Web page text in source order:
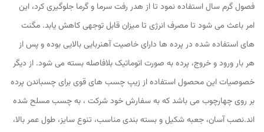
فصول گرم سال استفاده نمود تا از هدر رفت سرما و گرما جلوگیری کرد، این
امر باعث می شود تا مصرف انرژی تا میزان قابل توجهی کاهش یابد. مگنت
های استفاده شده در پرده ها دارای خاصیت آهنربایی بالایی بوده و پس از
هر بار ورود و خروج، پرده به صورت اتوماتیک بلافاصله بسته می شود. از دیگر
خصوصیات این محصول استفاده از زیپ چسب های قوی برای چسباندن پرده
بر روی چهارچوب می باشد که به سفارش خود شرکت ، به چسب مسلح شده
اند.نصب آسان، جعبه شکیل و بسته بندی مناسب، تنوع سایز، طول عمر بالا،